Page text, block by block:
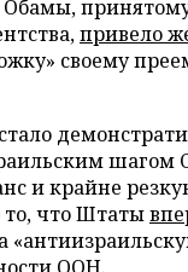
Обамы,
привело
своему
шагом
и крайне
то, что Штаты